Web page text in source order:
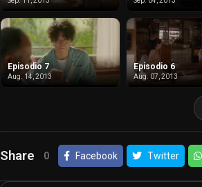
Episodio 7
Aug. 14, 2013
Episodio 6
Aug. 07, 2013
Share 0 Facebook Twitter